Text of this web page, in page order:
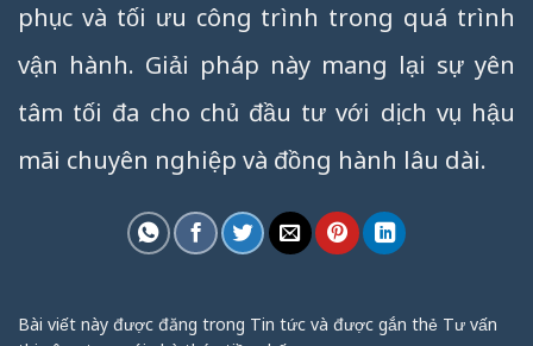
phục và tối ưu công trình trong quá trình
vận hành. Giải pháp này mang lại sự yên
tâm tối đa cho chủ đầu tư với dịch vụ hậu
mãi chuyên nghiệp và đồng hành lâu dài.
Bài viết này được đăng trong Tin tức và được gắn thẻ Tư vấn